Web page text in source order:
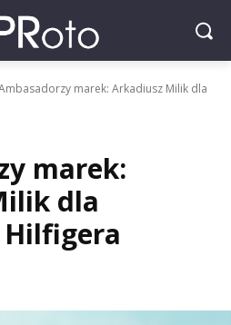
marek: Arkadiusz Milik dla
marek:
dla
Hilfigera